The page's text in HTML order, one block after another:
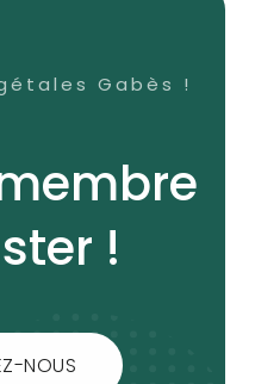
Gabès !
!
NOUS